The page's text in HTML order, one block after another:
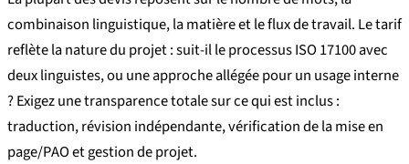
combinaison linguistique, la matière et le flux de travail. Le tarif
reflète la nature du projet : suit-il le processus ISO 17100 avec
deux linguistes, ou une approche allégée pour un usage interne
? Exigez une transparence totale sur ce qui est inclus :
traduction, révision indépendante, vérification de la mise en
page/PAO et gestion de projet.